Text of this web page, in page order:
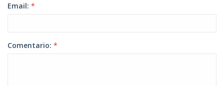
Email: *
Comentario: *